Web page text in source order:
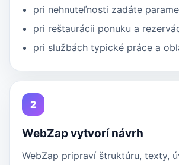
pri nehnuteľnosti zadáte
pri reštaurácii ponuku a
pri službách typické práce a
2
WebZap vytvorí návrh
WebZap pripraví štruktúru, texty,